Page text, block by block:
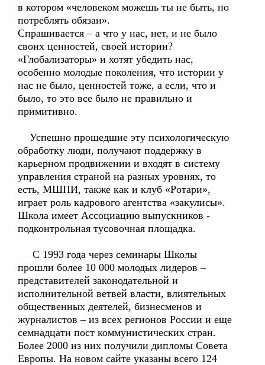
в котором «человеком можешь ты не быть, но
потреблять обязан».
Спрашивается – а что у нас, нет, и не было
своих ценностей, своей истории?
«Глобализаторы» и хотят убедить нас,
особенно молодые поколения, что истории у
нас не было, ценностей тоже, а если, что и
было, то это все было не правильно и
примитивно.
Успешно прошедшие эту психологическую
обработку люди, получают поддержку в
карьерном продвижении и входят в систему
управления страной на разных уровнях, то
есть, МШПИ, также как и клуб «Ротари»,
играет роль кадрового агентства «закулисы».
Школа имеет Ассоциацию выпускников -
подконтрольная тусовочная площадка.
С 1993 года через семинары Школы
прошли более 10 000 молодых лидеров –
представителей законодательной и
исполнительной ветвей власти, влиятельных
общественных деятелей, бизнесменов и
журналистов – из всех регионов России и еще
семнадцати пост коммунистических стран.
Более 2000 из них получили дипломы Совета
Европы. На новом сайте указаны всего 124